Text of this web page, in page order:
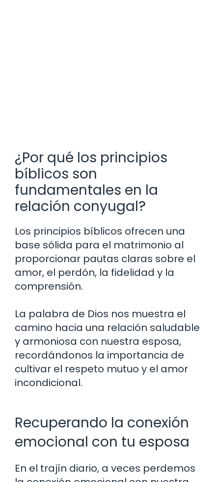
¿Por qué los principios
bíblicos son
fundamentales en la
relación conyugal?
Los principios bíblicos ofrecen una
base sólida para el matrimonio al
proporcionar pautas claras sobre el
amor, el perdón, la fidelidad y la
comprensión.
La palabra de Dios nos muestra el
camino hacia una relación saludable
y armoniosa con nuestra esposa,
recordándonos la importancia de
cultivar el respeto mutuo y el amor
incondicional.
Recuperando la conexión
emocional con tu esposa
En el trajín diario, a veces perdemos